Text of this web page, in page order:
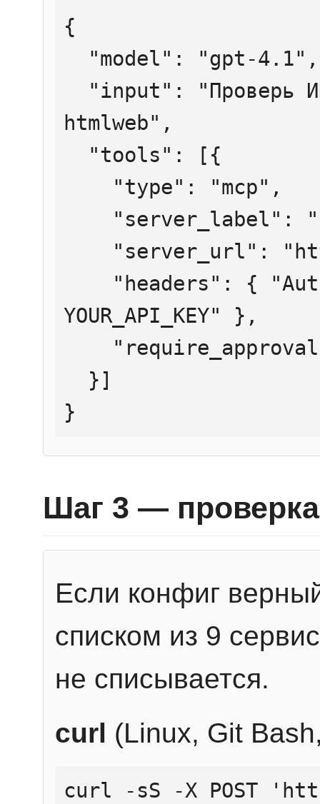
{
htmlweb",
YOUR_API_KEY" },
}
Шаг 3 — проверка
Если конфиг
списком из 9
не списывается.
curl (Linux, Git
curl -sS -X POST